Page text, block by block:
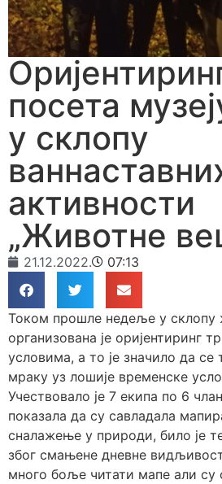
посета
у склопу
активности
„Животне
21.12.2022. 07:13
Током прошле недеље у склопу
организована је оријентиринг
условима, а то је значило да
мраку уз лошије временске
Учествовало је 7 екипа по 6
показала да су савладала
сналажење у природи, било је
због смањене дневне
много боље читати мапе али су